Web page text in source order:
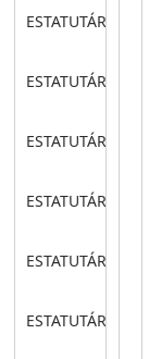
ESTATUTÁRIO
ESTATUTÁRIO
ESTATUTÁRIO
ESTATUTÁRIO
ESTATUTÁRIO
ESTATUTÁRIO